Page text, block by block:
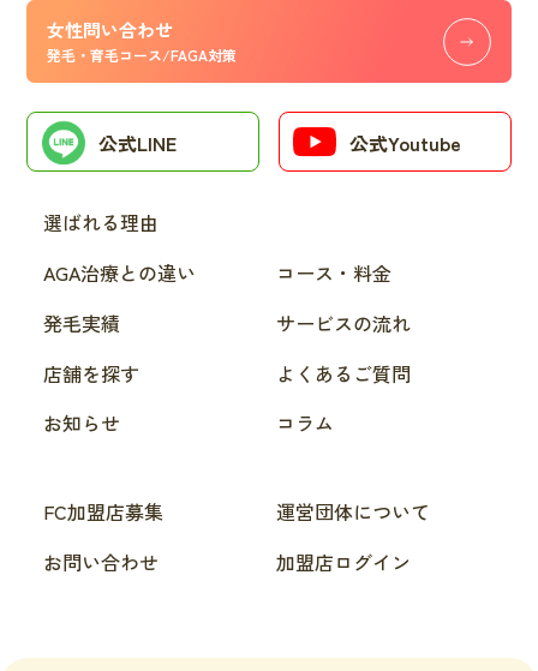
女性問い合わせ
発毛・育毛コース/FAGA対策
公式LINE 公式Youtube
選ばれる理由
AGA治療との違い
コース・料金
発毛実績
サービスの流れ
店舗を探す
よくあるご質問
お知らせ
コラム
FC加盟店募集
運営団体について
お問い合わせ
加盟店ログイン